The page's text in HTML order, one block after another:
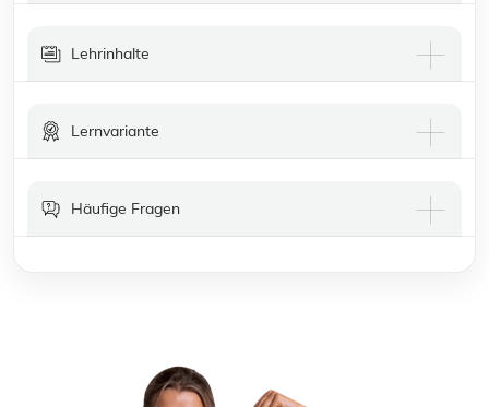
Lehrinhalte
Lernvariante
Häufige Fragen